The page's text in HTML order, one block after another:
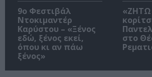
9ο Φεστιβάλ
Ντοκιμαντέρ
Καρύστου – «Ξένος
εδώ, ξένος εκεί,
όπου κι αν πάω
ξένος»
«ΖΗΤΩ
στο